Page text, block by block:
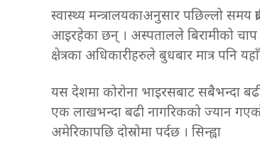
स्वास्थ्य मन्त्रालयकाअनुसार पछिल्लो समय
आइरहेका छन् । अस्पतालले बिरामीको
क्षेत्रका अधिकारीहरुले बुधबार मात्र पनि
यस देशमा कोरोना भाइरसबाट सबैभन्दा
एक लाखभन्दा बढी नागरिकको ज्यान
अमेरिकापछि दोस्रोमा पर्दछ । सिन्ह्वा